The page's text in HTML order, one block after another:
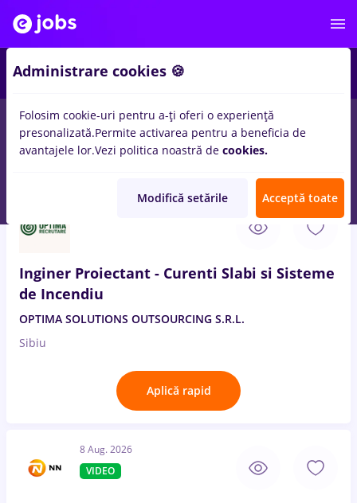
Salarii Remote (de acasă) București Cluj-
Inginer Proiectant - Curenti Slabi si Sisteme
de Incendiu
OPTIMA SOLUTIONS OUTSOURCING S.R.L.
Sibiu
Aplică rapid
8 Aug. 2026
VIDEO
Administrare cookies 🍪
Folosim cookie-uri pentru a-ți oferi o experiență
presonalizată.Permite activarea pentru a beneficia de
avantajele lor.Vezi politica noastră de cookies.
Modifică setările Acceptă toate